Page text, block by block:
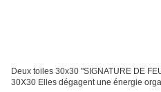
Deux toiles 30x30 "SIGNATURE DE
30X30 Elles dégagent une énergie